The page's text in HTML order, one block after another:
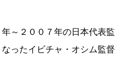
～２００７年の日本代表監
ったイビチャ・オシム監督